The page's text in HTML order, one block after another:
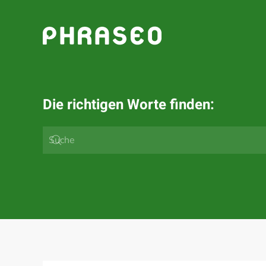
Zum Hauptinhalt springen
Die richtigen Worte finden: